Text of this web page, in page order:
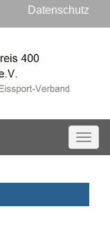
Datenschutz